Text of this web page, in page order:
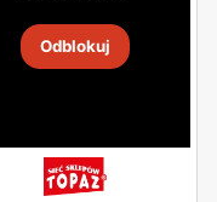
Odblokuj